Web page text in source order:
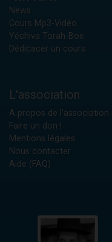
News
Cours Mp3-Vidéo
Yéchiva Torah-Box
Dédicacer un cours
L'association
A propos de l'association
Faire un don !
Mentions légales
Nous contacter
Aide (FAQ)